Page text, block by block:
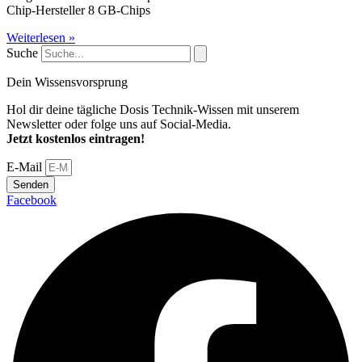
Chip-Hersteller 8 GB-Chips
Weiterlesen »
Suche
Dein Wissensvorsprung
Hol dir deine tägliche Dosis Technik-Wissen mit unserem
Newsletter oder folge uns auf Social-Media.
Jetzt kostenlos eintragen!
E-Mail
Senden
Facebook